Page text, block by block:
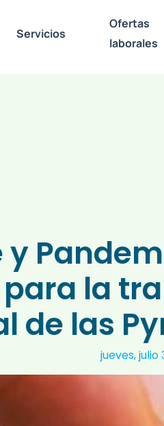
Servicios
Ofertas
laborales
y
la
de las
jueves, julio